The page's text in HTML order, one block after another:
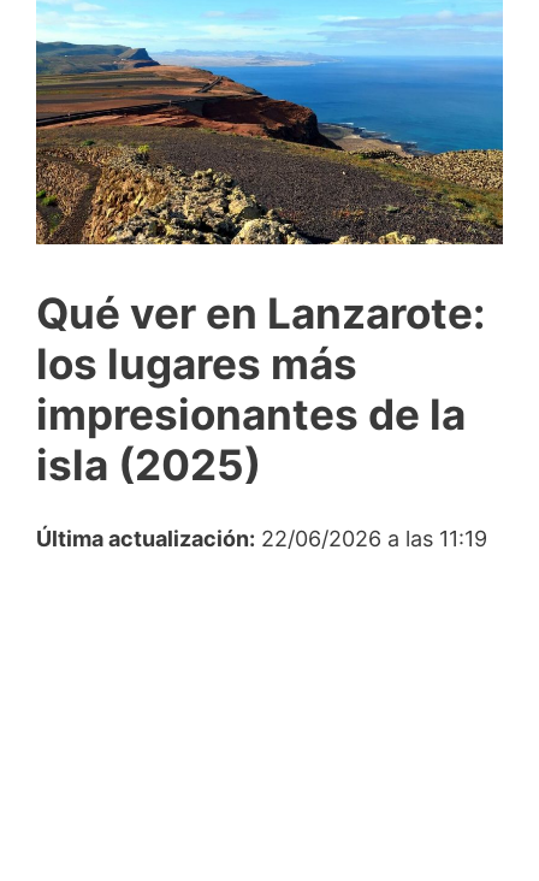
Qué ver en Lanzarote:
los lugares más
impresionantes de la
isla (2025)
Última actualización: 22/06/2026 a las 11:19